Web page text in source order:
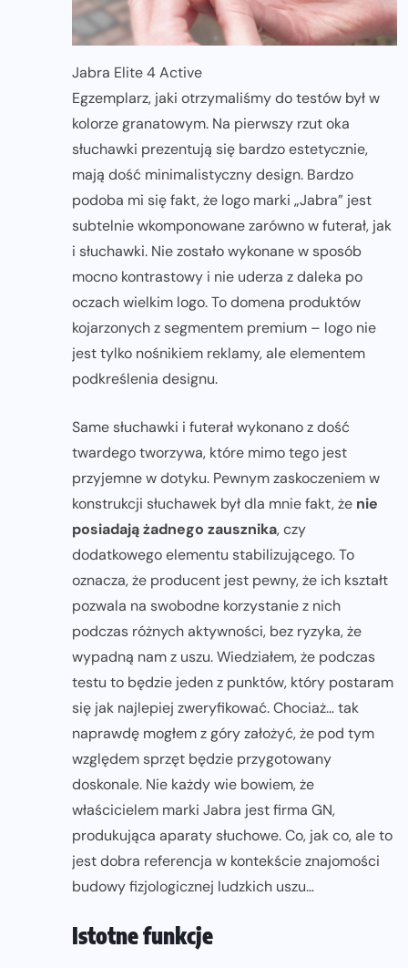
Jabra Elite 4 Active
Egzemplarz, jaki otrzymaliśmy do testów był w
kolorze granatowym. Na pierwszy rzut oka
słuchawki prezentują się bardzo estetycznie,
mają dość minimalistyczny design. Bardzo
podoba mi się fakt, że logo marki „Jabra” jest
subtelnie wkomponowane zarówno w futerał, jak
i słuchawki. Nie zostało wykonane w sposób
mocno kontrastowy i nie uderza z daleka po
oczach wielkim logo. To domena produktów
kojarzonych z segmentem premium – logo nie
jest tylko nośnikiem reklamy, ale elementem
podkreślenia designu.
Same słuchawki i futerał wykonano z dość
twardego tworzywa, które mimo tego jest
przyjemne w dotyku. Pewnym zaskoczeniem w
konstrukcji słuchawek był dla mnie fakt, że nie
posiadają żadnego zausznika, czy
dodatkowego elementu stabilizującego. To
oznacza, że producent jest pewny, że ich kształt
pozwala na swobodne korzystanie z nich
podczas różnych aktywności, bez ryzyka, że
wypadną nam z uszu. Wiedziałem, że podczas
testu to będzie jeden z punktów, który postaram
się jak najlepiej zweryfikować. Chociaż… tak
naprawdę mogłem z góry założyć, że pod tym
względem sprzęt będzie przygotowany
doskonale. Nie każdy wie bowiem, że
właścicielem marki Jabra jest firma GN,
produkująca aparaty słuchowe. Co, jak co, ale to
jest dobra referencja w kontekście znajomości
budowy fizjologicznej ludzkich uszu…
Istotne funkcje